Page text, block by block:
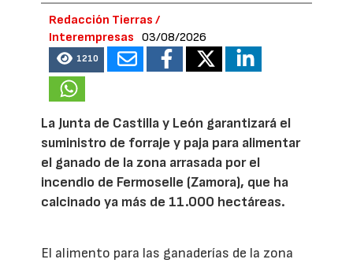
Redacción Tierras /
Interempresas
03/08/2026
1210
La Junta de Castilla y León garantizará el
suministro de forraje y paja para alimentar
el ganado de la zona arrasada por el
incendio de Fermoselle (Zamora), que ha
calcinado ya más de 11.000 hectáreas.
El alimento para las ganaderías de la zona